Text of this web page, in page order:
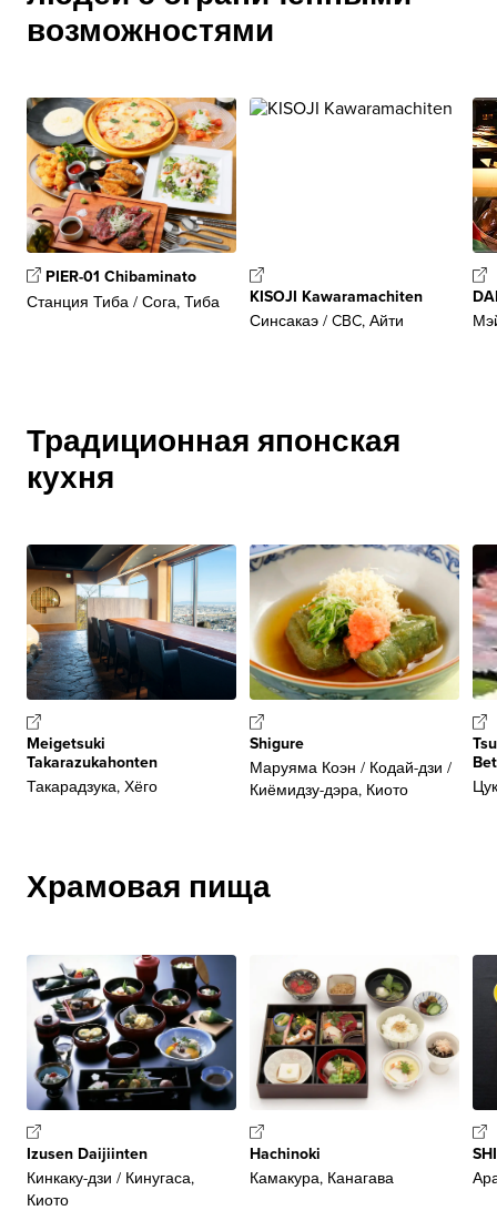
возможностями
PIER-01 Chibaminato
Станция Тиба / Сога, Тиба
KISOJI Kawaramachiten
Синсакаэ / CBC, Айти
Традиционная японская
кухня
Meigetsuki
Takarazukahonten
Такарадзука, Хёго
Shigure
Маруяма Коэн / Кодай-дзи /
Киёмидзу-дэра, Киото
Храмовая пища
Izusen Daijiinten
Кинкаку-дзи / Кинугаса,
Киото
Hachinoki
Камакура, Канагава